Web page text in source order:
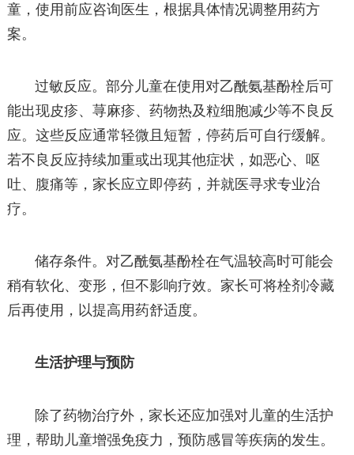
童，使用前应咨询医生，根据具体情况调整用药方
案。
过敏反应。部分儿童在使用对乙酰氨基酚栓后可
能出现皮疹、荨麻疹、药物热及粒细胞减少等不良反
应。这些反应通常轻微且短暂，停药后可自行缓解。
若不良反应持续加重或出现其他症状，如恶心、呕
吐、腹痛等，家长应立即停药，并就医寻求专业治
疗。
储存条件。对乙酰氨基酚栓在气温较高时可能会
稍有软化、变形，但不影响疗效。家长可将栓剂冷藏
后再使用，以提高用药舒适度。
生活护理与预防
除了药物治疗外，家长还应加强对儿童的生活护
理，帮助儿童增强免疫力，预防感冒等疾病的发生。